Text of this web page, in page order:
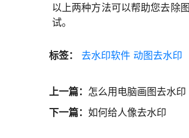
以上两种方法可以帮助您去除
试。
标签： 去水印软件 动图去水印
上一篇： 怎么用电脑画图去水印
下一篇： 如何给人像去水印